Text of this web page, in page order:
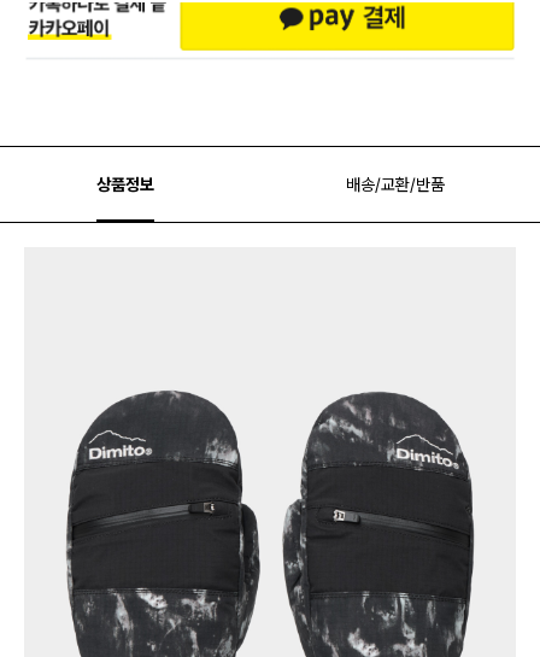
상품정보 배송/교환/반품